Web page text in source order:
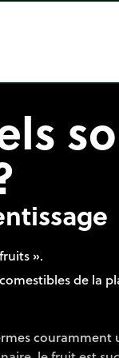
».
de la
couramment